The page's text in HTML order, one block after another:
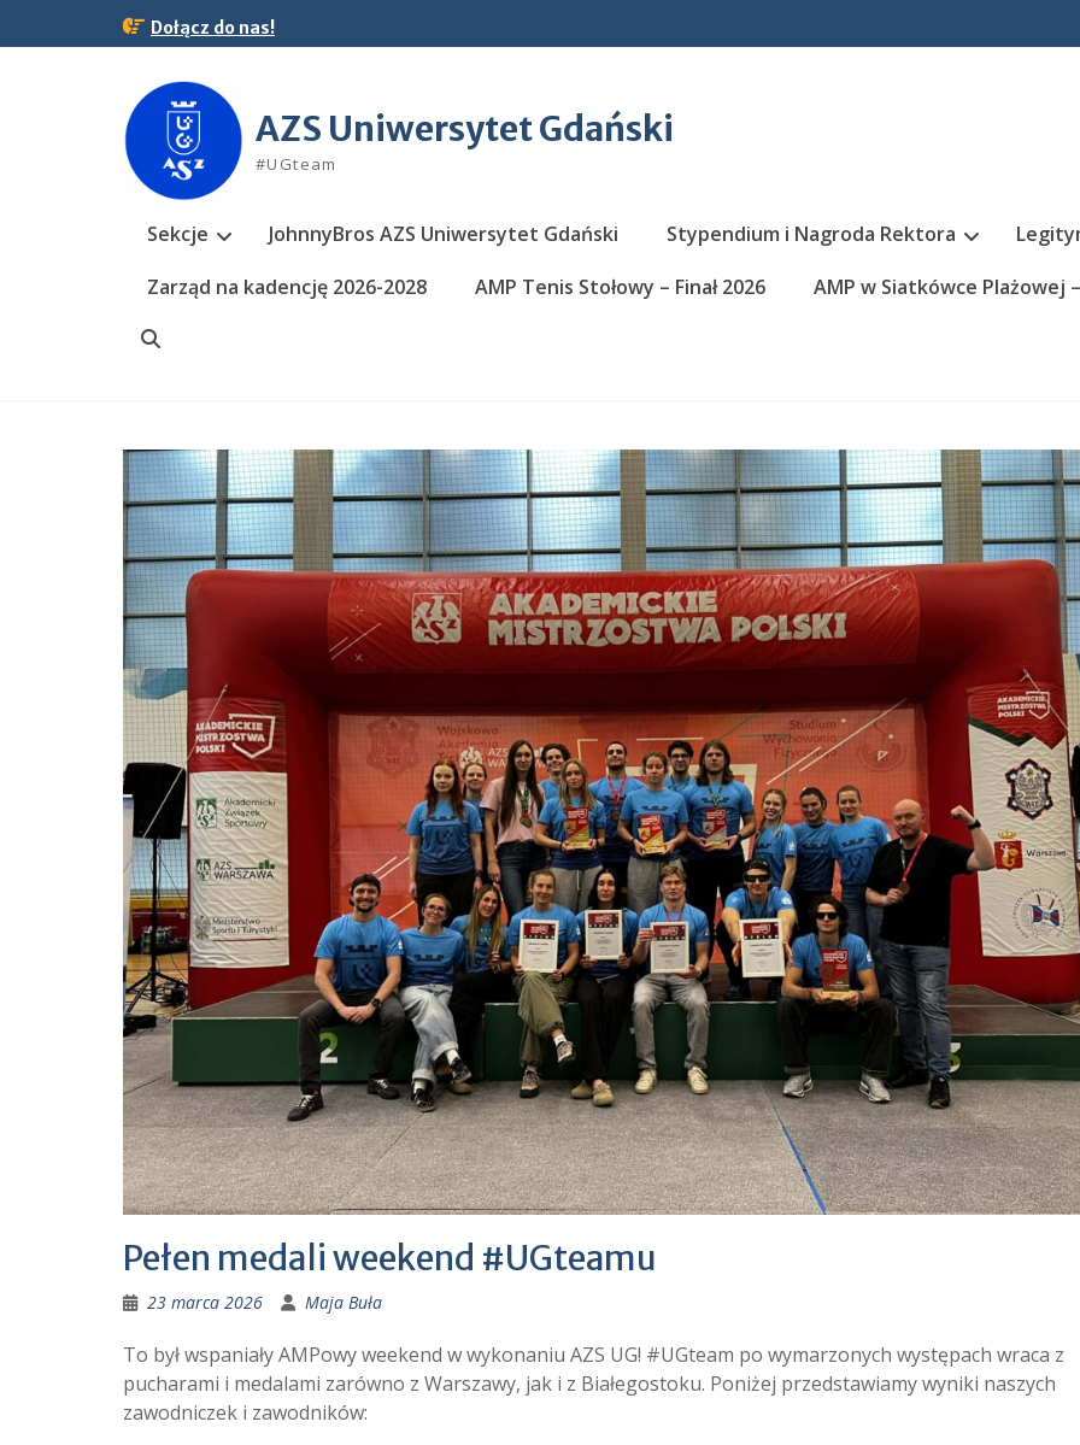
Dołącz do nas!
AZS Uniwersytet Gdański
#UGteam
Sekcje JohnnyBros AZS Uniwersytet Gdański Stypendium i Nagroda Rektora
Zarząd na kadencję 2026-2028
AMP Tenis Stołowy – Finał 2026 AMP w Siatkówce Plażowej –
Pełen medali weekend #UGteamu
23 marca 2026 Maja Buła
To był wspaniały AMPowy weekend w wykonaniu AZS UG! #UGteam po wymarzonych występach wraca z
pucharami i medalami zarówno z Warszawy, jak i z Białegostoku. Poniżej przedstawiamy wyniki naszych
zawodniczek i zawodników: